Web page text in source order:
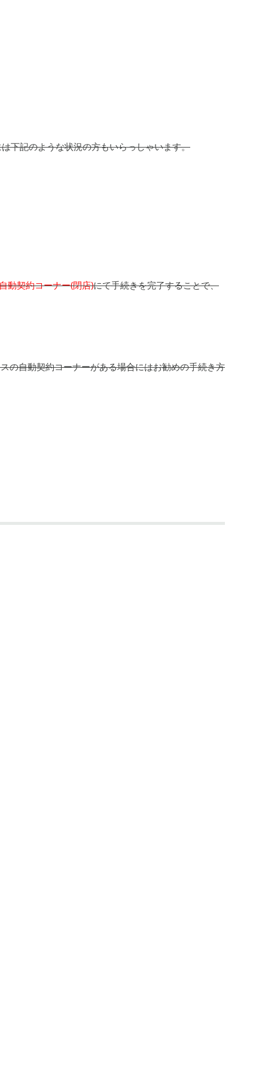
下記のような状況の方もいらっしゃいます。
動契約コーナー(閉店)にて手続きを完了することで、
の自動契約コーナーがある場合にはお勧めの手続き方